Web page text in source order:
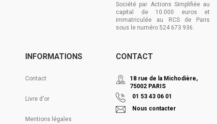
Société par Actions Simplifiée au
capital de 10.000 euros et
immatriculée au RCS de Paris
sous le numéro 524 673 936.
INFORMATIONS
Contact
Livre d'or
Mentions légales
CONTACT
18 rue de la Michodière,
75002 PARIS
01 53 43 06 01
Nous contacter